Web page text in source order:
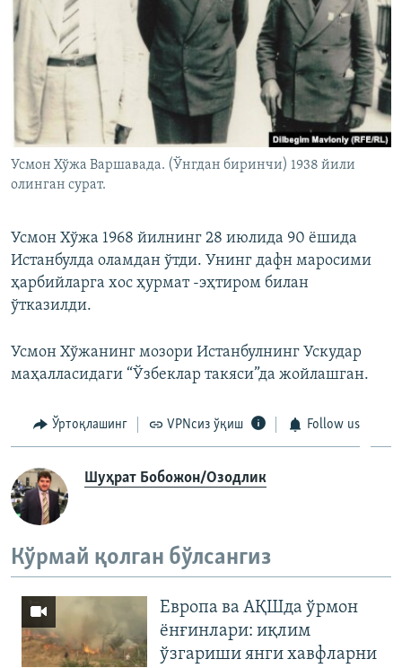
Усмон Хўжа Варшавада. (Ўнгдан биринчи) 1938 йили
олинган сурат.
Усмон Хўжа 1968 йилнинг 28 июлида 90 ëшида
Истанбулда оламдан ўтди. Унинг дафн маросими
ҳарбийларга хос ҳурмат -эҳтиром билан
ўтказилди.
Усмон Хўжанинг мозори Истанбулнинг Ускудар
маҳалласидаги “Ўзбеклар такяси”да жойлашган.
Ўртоқлашинг VPNсиз ўқиш Follow us
Шуҳрат Бобожон/Озодлик
Кўрмай қолган бўлсангиз
Европа ва АҚШда ўрмон
ёнғинлари: иқлим
ўзгариши янги хавфларни